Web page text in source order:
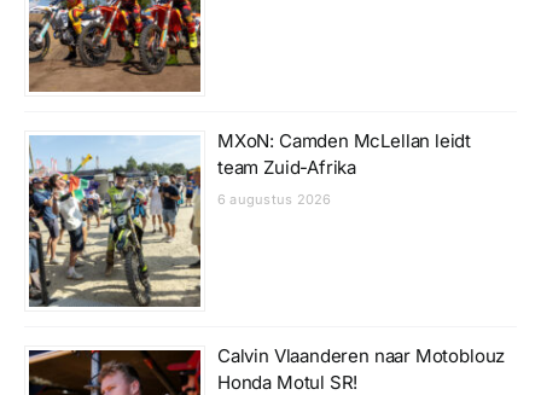
MXoN: Camden McLellan leidt
team Zuid-Afrika
6 augustus 2026
Calvin Vlaanderen naar Motoblouz
Honda Motul SR!